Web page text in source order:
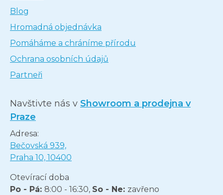
Blog
Hromadná objednávka
Pomáháme a chráníme přírodu
Ochrana osobních údajů
Partneři
Navštivte nás v Showroom a prodejna v
Praze
Adresa:
Bečovská 939,
Praha 10, 10400
Otevírací doba
Po - Pá: 8:00 - 16:30, So - Ne: zavřeno